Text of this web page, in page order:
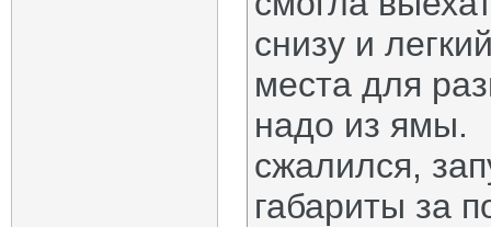
снизу и
места для
надо из ямы.
сжалился,
габариты за